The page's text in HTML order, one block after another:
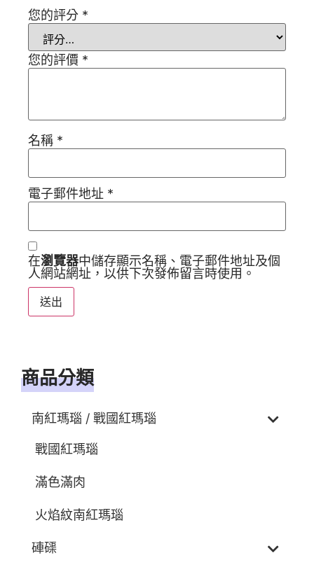
商品分類
南紅瑪瑙 / 戰國紅瑪瑙
戰國紅瑪瑙
滿色滿肉
火焰紋南紅瑪瑙
硨磲
您的評分 *
您的評價 *
名稱 *
電子郵件地址 *
在瀏覽器中儲存顯示名稱、電子郵件地址及個
人網站網址，以供下次發佈留言時使用。